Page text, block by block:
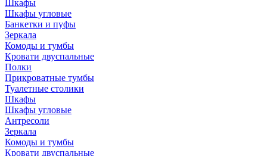
Шкафы
Шкафы угловые
Банкетки и пуфы
Зеркала
Комоды и тумбы
Кровати двуспальные
Полки
Прикроватные тумбы
Туалетные столики
Шкафы
Шкафы угловые
Антресоли
Зеркала
Комоды и тумбы
Кровати двуспальные